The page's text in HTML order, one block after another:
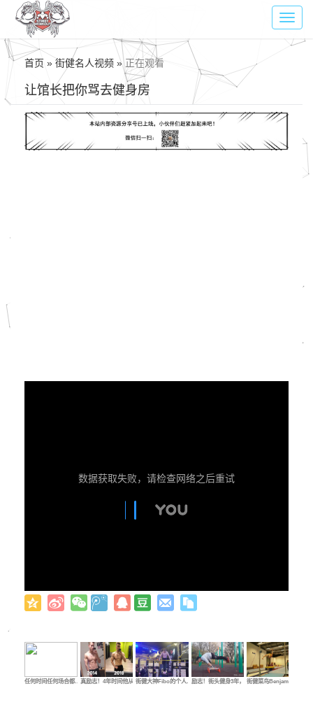
首页 » 街健名人视频 »正在观看
让馆长把你骂去健身房
数据获取失败，请检查网络之后重试
任何时间任何场合都… 真励志！4年时间他从…街健大神Fibo的个人…励志！街头健身3年，…街健菜鸟Benjamin的…